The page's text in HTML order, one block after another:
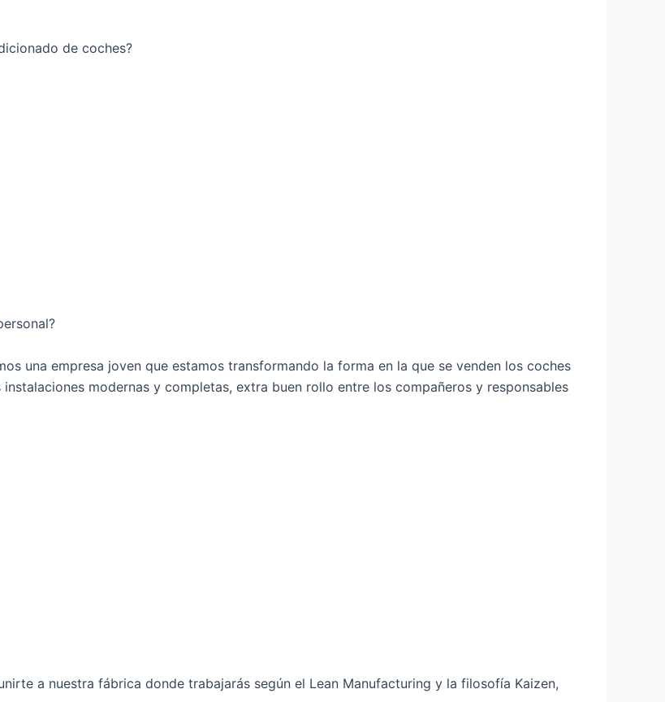
de coches?
una empresa joven que estamos transformando la forma en la que se venden los coches
modernas y completas, extra buen rollo entre los compañeros y responsables
a nuestra fábrica donde trabajarás según el Lean Manufacturing y la filosofía Kaizen,